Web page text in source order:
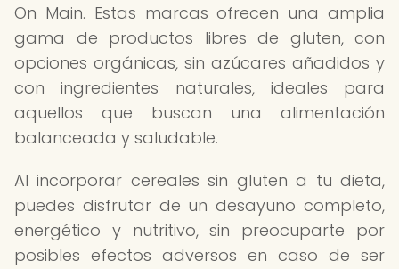
On Main. Estas marcas ofrecen una amplia
gama de productos libres de gluten, con
opciones orgánicas, sin azúcares añadidos y
con ingredientes naturales, ideales para
aquellos que buscan una alimentación
balanceada y saludable.
Al incorporar cereales sin gluten a tu dieta,
puedes disfrutar de un desayuno completo,
energético y nutritivo, sin preocuparte por
posibles efectos adversos en caso de ser